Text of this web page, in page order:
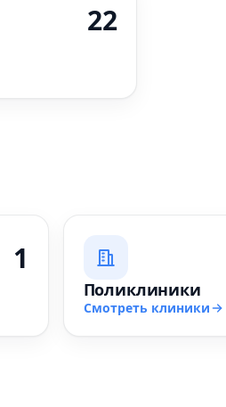
22
1
Поликлиники
Смотреть клиники